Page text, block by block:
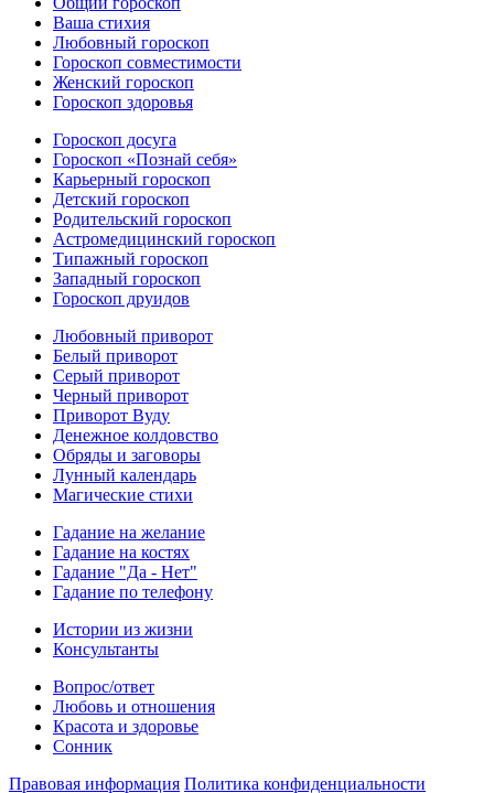
Ваша стихия
Любовный гороскоп
Гороскоп совместимости
Женский гороскоп
Гороскоп здоровья
Гороскоп досуга
Гороскоп «Познай себя»
Карьерный гороскоп
Детский гороскоп
Родительский гороскоп
Астромедицинский гороскоп
Типажный гороскоп
Западный гороскоп
Гороскоп друидов
Любовный приворот
Белый приворот
Серый приворот
Черный приворот
Приворот Вуду
Денежное колдовство
Обряды и заговоры
Лунный календарь
Магические стихи
Гадание на желание
Гадание на костях
Гадание "Да - Нет"
Гадание по телефону
Истории из жизни
Консультанты
Вопрос/ответ
Любовь и отношения
Красота и здоровье
Сонник
Правовая информация Политика конфиденциальности